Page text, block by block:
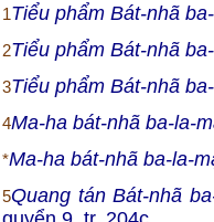
1Tiểu phẩm Bát-nhã
2Tiểu phẩm Bát-nhã
3Tiểu phẩm Bát-nhã
4Ma-ha bát-nhã ba-la-
*Ma-ha bát-nhã ba-la-
5Quang tán Bát-nhã